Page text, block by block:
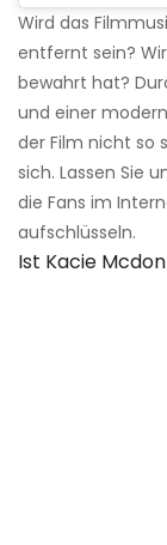
Wird das
entfernt sein?
bewahrt hat?
und einer
der Film nicht so
sich. Lassen Sie
die Fans im
aufschlüsseln.
Ist Kacie